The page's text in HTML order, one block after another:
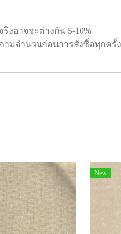
งอาจจะต่างกัน 5-10%
ามจำนวนก่อนการสั่งซื้อทุกครั้ง
New